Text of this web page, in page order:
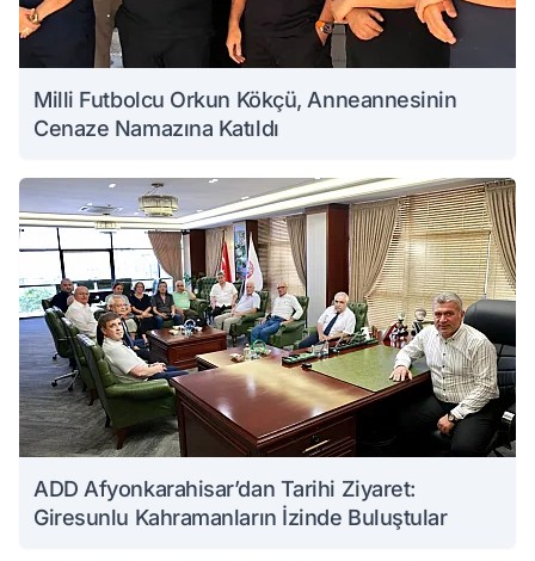
Milli Futbolcu Orkun Kökçü, Anneannesinin
Cenaze Namazına Katıldı
ADD Afyonkarahisar’dan Tarihi Ziyaret:
Giresunlu Kahramanların İzinde Buluştular